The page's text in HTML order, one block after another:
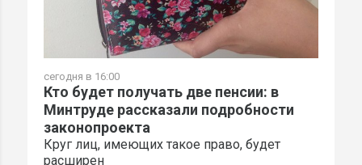
сегодня в 16:00
Кто будет получать две пенсии: в
Минтруде рассказали подробности
законопроекта
Круг лиц, имеющих такое право, будет
расширен